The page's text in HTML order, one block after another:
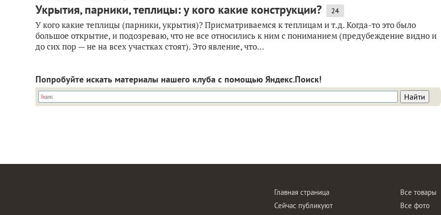
Укрытия, парники, теплицы: у кого какие конструкции? 24
У кого какие теплицы (парники, укрытия)? Присматриваемся к теплицам и т.д. Когда-то это было
большое открытие, и подозреваю, что не все относились к ним с пониманием (предубеждение видно и
до сих пор — не на всех участках стоят). Это явление, что...
Попробуйте искать материалы нашего клуба с помощью Яндекс.Поиск!
Главная страница
Сейчас публикуют
Все товары
Все фото